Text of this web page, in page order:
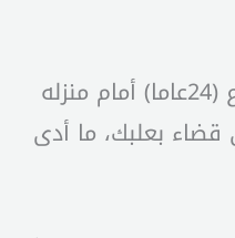
أطلق ع. ط النار باتجاه خ. ع (24عاما) أمام منزله
بعلبك، ما أدى